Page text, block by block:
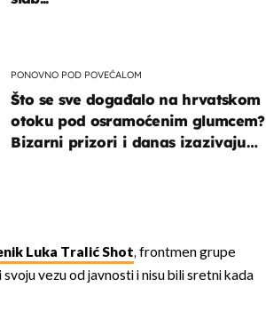
PONOVNO POD POVEĆALOM
Što se sve događalo na hrvatskom
otoku pod osramoćenim glumcem?
Bizarni prizori i danas izazivaju
Luka Tralić Shot, frontmen grupe
vezu od javnosti i nisu bili sretni kada